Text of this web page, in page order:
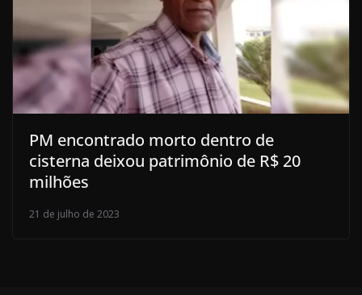
PM encontrado morto dentro de
cisterna deixou patrimônio de R$ 20
milhões
21 de julho de 2023